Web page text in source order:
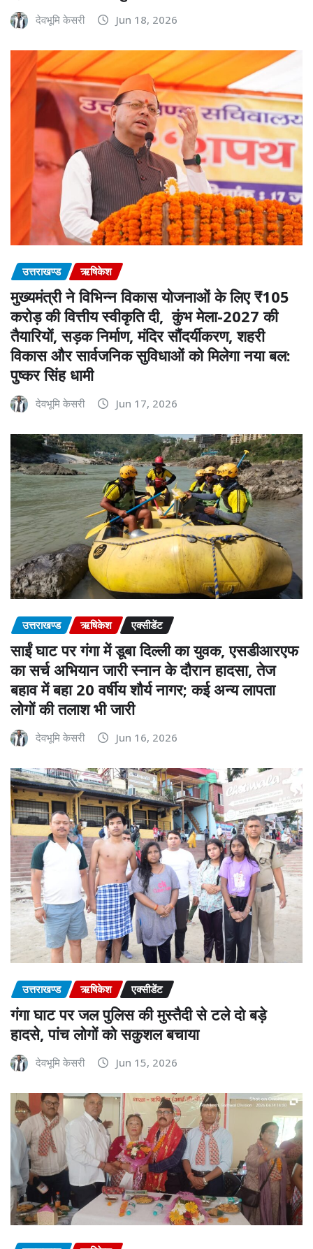
देवभूमि केसरी Jun 18, 2026
उत्तराखण्ड ऋषिकेश
मुख्यमंत्री ने विभिन्न विकास योजनाओं के लिए ₹105
करोड़ की वित्तीय स्वीकृति दी, कुंभ मेला-2027 की
तैयारियों, सड़क निर्माण, मंदिर सौंदर्यीकरण, शहरी
विकास और सार्वजनिक सुविधाओं को मिलेगा नया बल:
पुष्कर सिंह धामी
देवभूमि केसरी Jun 17, 2026
उत्तराखण्ड ऋषिकेश एक्सीडेंट
साईं घाट पर गंगा में डूबा दिल्ली का युवक, एसडीआरएफ
का सर्च अभियान जारी स्नान के दौरान हादसा, तेज
बहाव में बहा 20 वर्षीय शौर्य नागर; कई अन्य लापता
लोगों की तलाश भी जारी
देवभूमि केसरी Jun 16, 2026
उत्तराखण्ड ऋषिकेश एक्सीडेंट
गंगा घाट पर जल पुलिस की मुस्तैदी से टले दो बड़े
हादसे, पांच लोगों को सकुशल बचाया
देवभूमि केसरी Jun 15, 2026